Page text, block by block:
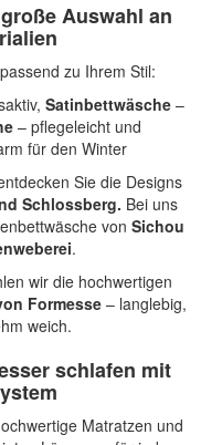
Auswahl an
passend zu Ihrem Stil:
Satinbettwäsche–
– pflegeleicht und
für den Winter
Sie die Designs
Schlossberg. Bei uns
von Sichou
.
wir die hochwertigen
Formesse – langlebig,
weich.
schlafen mit
Matratzen und